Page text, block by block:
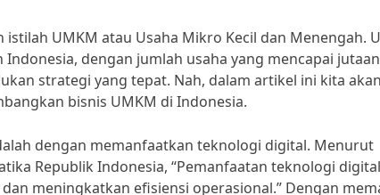
UMKM atau Usaha Mikro Kecil dan Menengah.
dengan jumlah usaha yang mencapai
strategi yang tepat. Nah, dalam artikel ini kita akan
bisnis UMKM di Indonesia.
dengan memanfaatkan teknologi digital. Menurut
Republik Indonesia, “Pemanfaatan teknologi
meningkatkan efisiensi operasional.” Dengan